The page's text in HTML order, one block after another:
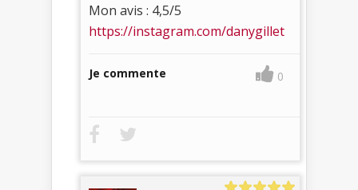
Mon avis : 4,5/5
https://instagram.com/danygillet
Je commente 0